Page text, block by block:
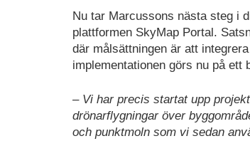
Nu tar Marcussons nästa steg i
plattformen SkyMap Portal.
där målsättningen är att
implementationen görs nu på ett
– Vi har precis startat upp
drönarflygningar över
och punktmoln som vi sedan